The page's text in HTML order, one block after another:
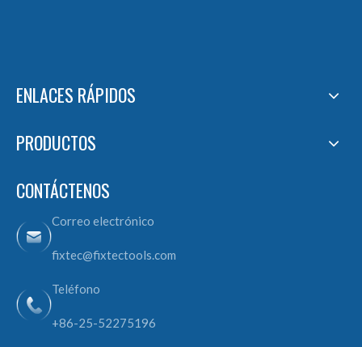
ENLACES RÁPIDOS
PRODUCTOS
CONTÁCTENOS
Correo electrónico
fixtec@fixtectools.com
Teléfono
+86-25-52275196